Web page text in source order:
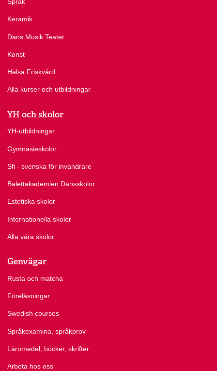
Keramik
Dans Musik Teater
Konst
Hälsa Friskvård
Alla kurser och utbildningar
YH och skolor
YH-utbildningar
Gymnasieskolor
Sfi - svenska för invandrare
Balettakademien Dansskolor
Estetiska skolor
Internationella skolor
Alla våra skolor
Genvägar
Rusta och matcha
Föreläsningar
Swedish courses
Språkexamina, språkprov
Läromedel, böcker, skrifter
Arbeta hos oss